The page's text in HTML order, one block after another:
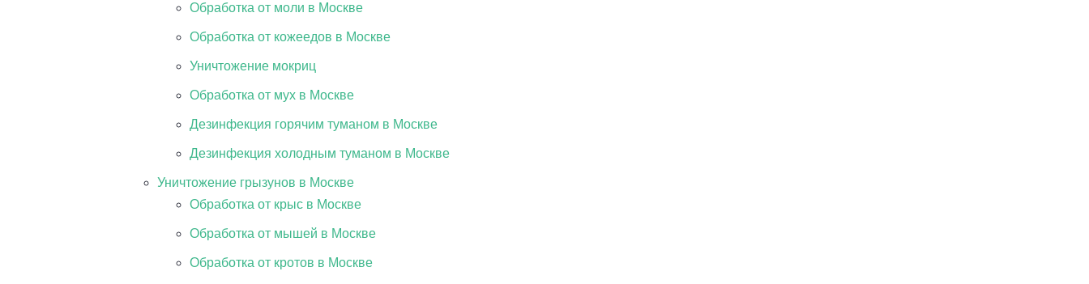
Обработка от моли в Москве
Обработка от кожеедов в Москве
Уничтожение мокриц
Обработка от мух в Москве
Дезинфекция горячим туманом в Москве
Дезинфекция холодным туманом в Москве
Уничтожение грызунов в Москве
Обработка от крыс в Москве
Обработка от мышей в Москве
Обработка от кротов в Москве